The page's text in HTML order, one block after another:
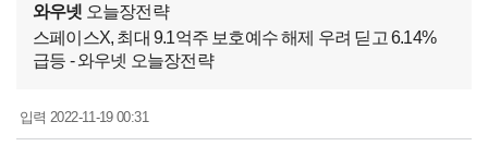
와우넷 오늘장전략
스페이스X, 최대 9.1억주 보호예수 해제 우려 딛고 6.14%
급등 - 와우넷 오늘장전략
입력2022-11-19 00:31